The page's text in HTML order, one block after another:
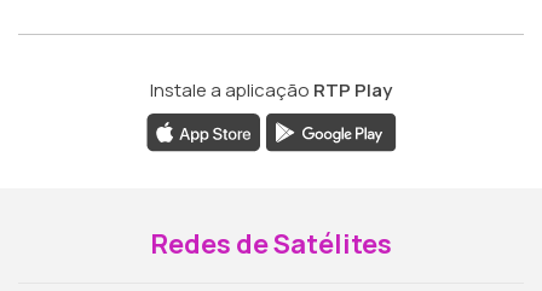
Instale a aplicação RTP Play
Redes de Satélites